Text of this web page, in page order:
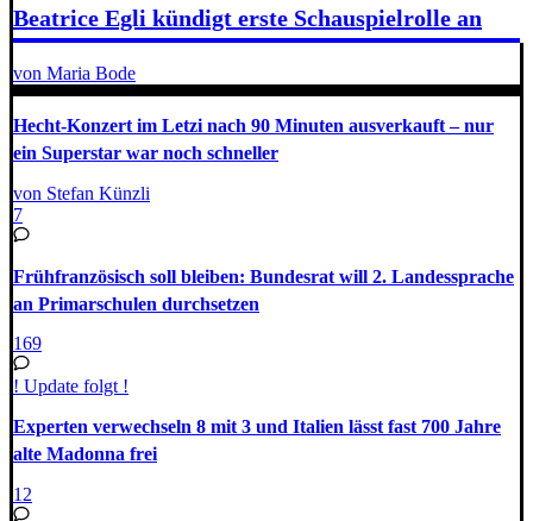
Beatrice Egli kündigt erste Schauspielrolle an
von Maria Bode
Hecht-Konzert im Letzi nach 90 Minuten ausverkauft – nur
ein Superstar war noch schneller
von Stefan Künzli
7
Frühfranzösisch soll bleiben: Bundesrat will 2. Landessprache
an Primarschulen durchsetzen
169
! Update folgt !
Experten verwechseln 8 mit 3 und Italien lässt fast 700 Jahre
alte Madonna frei
12